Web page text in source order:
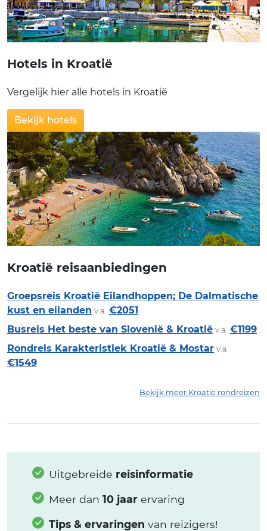
Hotels in Kroatië
Vergelijk hier alle hotels in Kroatië
Bekijk hotels
Kroatië reisaanbiedingen
Groepsreis Kroatië Eilandhoppen; De Dalmatische
kust en eilanden v.a. €2051
Busreis Het beste van Slovenië & Kroatië v.a. €1199
Rondreis Karakteristiek Kroatië & Mostar v.a.
€1549
Bekijk meer Kroatië rondreizen
Uitgebreide reisinformatie
Meer dan 10 jaar ervaring
Tips & ervaringen van reizigers!